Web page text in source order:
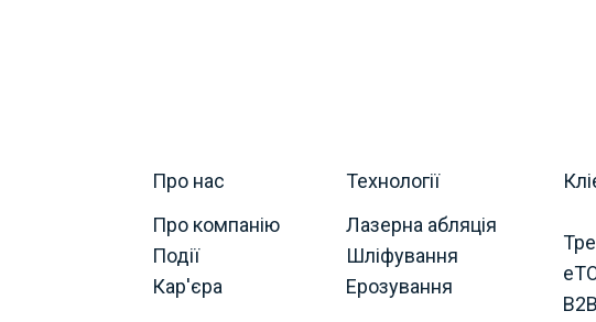
Про нас
Про компанію
Події
Кар'єра
Технології
Лазерна абляція
Шліфування
Ерозування
B2B